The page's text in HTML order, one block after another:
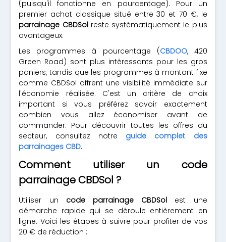
(puisqu'il fonctionne en pourcentage). Pour un
premier achat classique situé entre 30 et 70 €, le
parrainage CBDSolreste systématiquement le plus
avantageux.
Les programmes à pourcentage (CBDOO, 420
Green Road) sont plus intéressants pour les gros
paniers, tandis que les programmes à montant fixe
comme CBDSol offrent une visibilité immédiate sur
l'économie réalisée. C'est un critère de choix
important si vous préférez savoir exactement
combien vous allez économiser avant de
commander. Pour découvrir toutes les offres du
secteur, consultez notre guide complet des
parrainages CBD.
Comment utiliser un code
parrainage CBDSol ?
Utiliser un code parrainage CBDSol est une
démarche rapide qui se déroule entièrement en
ligne. Voici les étapes à suivre pour profiter de vos
20 € de réduction :